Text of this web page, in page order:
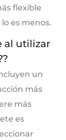
flexible
es menos.
al utilizar
un
más
más
es